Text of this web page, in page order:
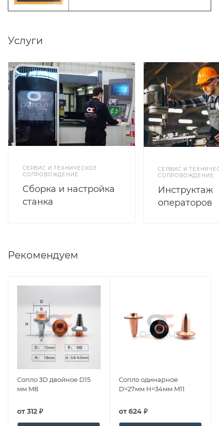
Услуги
СЕРВИС И ТЕХНИЧЕСКОЕ
СОПРОВОЖДЕНИЕ
Cборка и настройка
станка
СЕРВИС И
СОПРОВОЖДЕНИЕ
Инструктаж
операторов
Рекомендуем
Сопло 3D двойное D15
мм M8
от312 ₽
Сопло одинарное
D=27мм H=34мм M11
от624 ₽